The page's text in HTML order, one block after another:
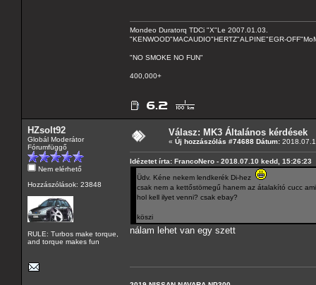
Mondeo Duratorq TDCi "X"Le 2007.01.03.
"KENWOOD"MACAUDIO"HERTZ"ALPINE"EGR-
"NO SMOKE NO FUN"
400,000+
HZsolt92
Globál Moderátor
Fórumfüggő
Nem elérhető
Hozzászólások: 23848
RULE: Turbos make torque,
and torque makes fun
Válasz: MK3 Általános kérdések
« Új hozzászólás #74688 Dátum:
Idézetet írta: FrancoNero - 2018.07.10 kedd, 15:26:23
Üdv. Kéne nekem lendkerék Di-hez
csak nem a kettőstömegű hanem az átalakító cucc
hol kell ilyet venni? csak ebay?
köszi
nálam lehet van egy szett